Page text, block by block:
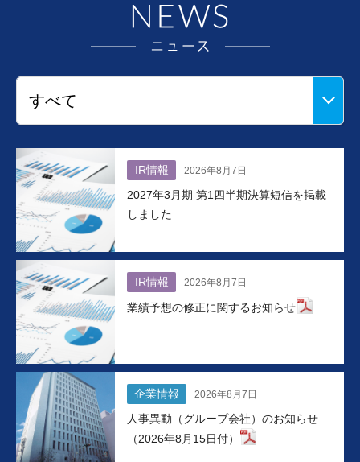
IR情報 2026年8月7日
2027年3月期 第1四半期決算短信を掲載
しました
IR情報 2026年8月7日
業績予想の修正に関するお知らせ
企業情報 2026年8月7日
人事異動（グループ会社）のお知らせ
（2026年8月15日付）